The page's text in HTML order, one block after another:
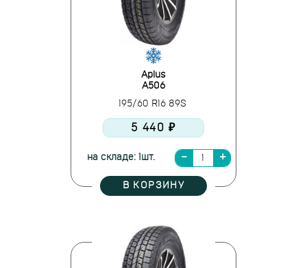
Aplus
A506
195/60 R16 89S
5 440 ₽
на складе: 1шт.
В КОРЗИНУ